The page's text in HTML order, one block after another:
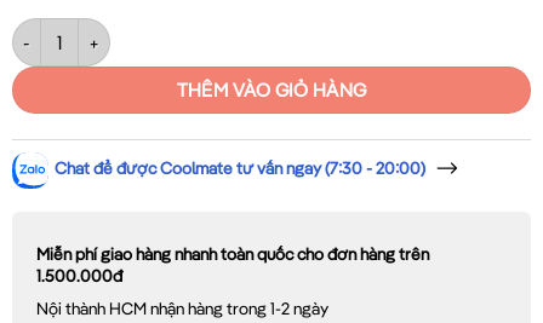
ELCB LS 2P 15A 1.5kA – 32GRc số lượng
THÊM VÀO GIỎ HÀNG
Chat để được Coolmate tư vấn ngay (7:30 - 20:00)
Miễn phí giao hàng nhanh toàn quốc cho đơn hàng trên
1.500.000đ
Nội thành HCM nhận hàng trong 1-2 ngày